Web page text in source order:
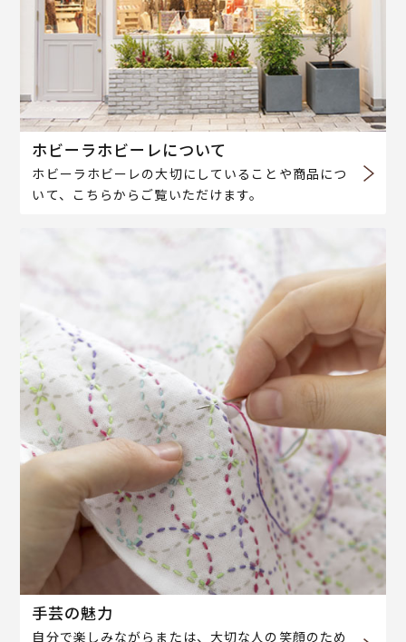
ホビーラホビーレについて
ホビーラホビーレの大切にしていることや商品につ
いて、こちらからご覧いただけます。
手芸の魅力
自分で楽しみながらまたは、大切な人の笑顔のため